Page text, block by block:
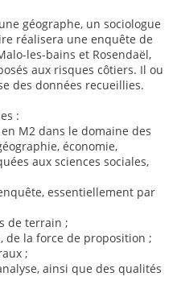
géographe, un sociologue
réalisera une enquête de
les-bains et Rosendaël,
aux risques côtiers. Il ou
des données recueillies.
:
M2 dans le domaine des
économie,
aux sciences sociales,
essentiellement par
de terrain ;
de la force de proposition ;
;
ainsi que des qualités